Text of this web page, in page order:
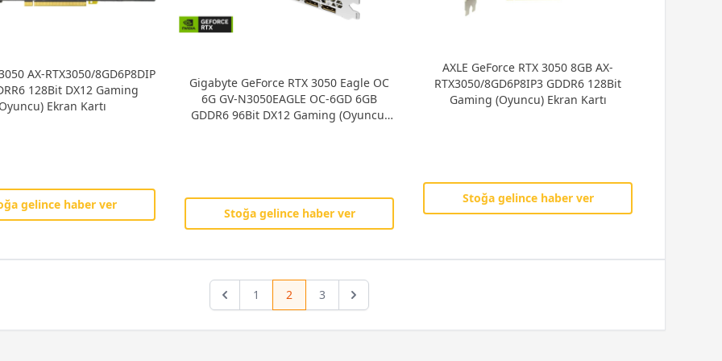
AX-RTX3050/8GD6P8DIP
128Bit DX12 Gaming
Ekran Kartı
gelince haber ver
Gigabyte GeForce RTX 3050 Eagle OC
6G GV-N3050EAGLE OC-6GD 6GB
GDDR6 96Bit DX12 Gaming (Oyuncu)
Stoğa gelince haber ver
AXLE GeForce RTX 3050 8GB AX-
RTX3050/8GD6P8IP3 GDDR6 128Bit
Gaming (Oyuncu) Ekran Kartı
Stoğa gelince haber ver
Previous1 2 3 Next